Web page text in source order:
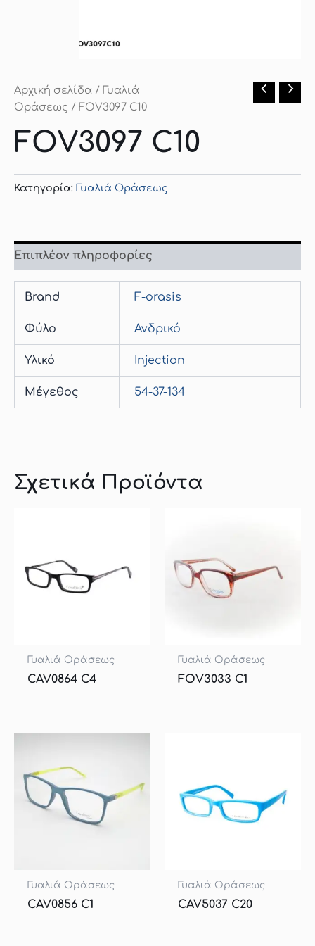
Αρχική σελίδα / Γυαλιά
Οράσεως / FOV3097 C10
FOV3097 C10
Κατηγορία: Γυαλιά Οράσεως
Επιπλέον πληροφορίες
Brand F-orasis
Φύλο Ανδρικό
Υλικό Injection
Μέγεθος 54-37-134
Σχετικά Προϊόντα
Γυαλιά Οράσεως
CAV0864 C4
Γυαλιά Οράσεως
FOV3033 C1
Γυαλιά Οράσεως
CAV0856 C1
Γυαλιά Οράσεως
CAV5037 C20